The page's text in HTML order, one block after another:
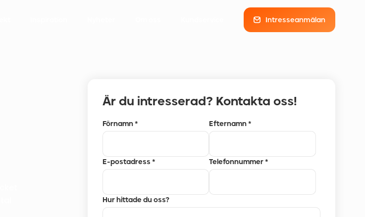
Intresseanmälan
Är du intresserad? Kontakta oss!
Förnamn * Efternamn *
E-postadress * Telefonnummer *
Hur hittade du oss?